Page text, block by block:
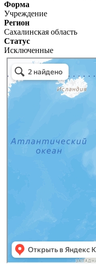
Форма
Учреждение
Регион
Сахалинская область
Статус
Исключенные